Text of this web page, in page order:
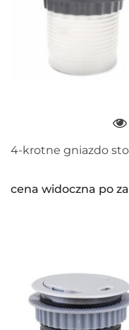
4-krotne gniazdo
cena widoczna po